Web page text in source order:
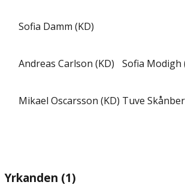
Sofia Damm (KD)
Andreas Carlson (KD) Sofia Modigh
Mikael Oscarsson (KD) Tuve
Yrkanden (1)